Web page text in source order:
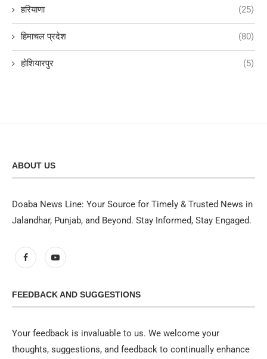
हरियाणा (25)
हिमाचल प्रदेश (80)
होशियारपुर (5)
ABOUT US
Doaba News Line: Your Source for Timely & Trusted News in
Jalandhar, Punjab, and Beyond. Stay Informed, Stay Engaged.
FEEDBACK AND SUGGESTIONS
Your feedback is invaluable to us. We welcome your
thoughts, suggestions, and feedback to continually enhance